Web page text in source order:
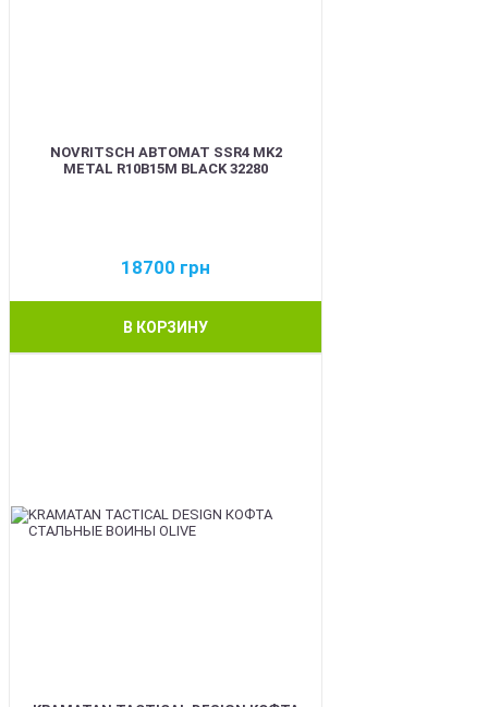
NOVRITSCH АВТОМАТ SSR4 MK2
METAL R10B15M BLACK 32280
18700 грн
В КОРЗИНУ